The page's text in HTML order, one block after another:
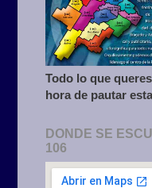
Todo lo que
hora de pautar
DONDE SE
106